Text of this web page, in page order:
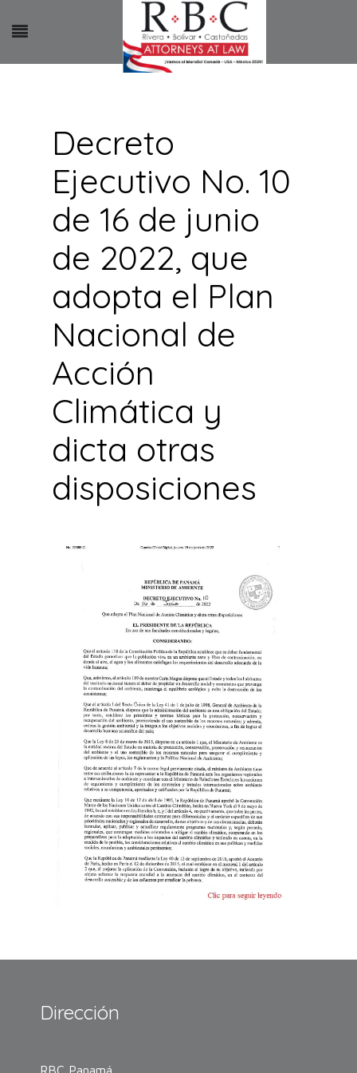
Decreto
Ejecutivo No. 10
de 16 de junio
de 2022, que
adopta el Plan
Nacional de
Acción
Climática y
dicta otras
disposiciones
Dirección
RBC Panamá